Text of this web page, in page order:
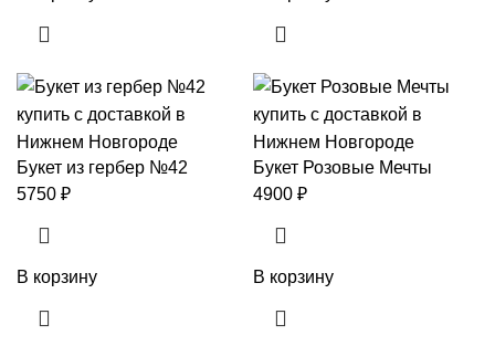
Букет из гербер №42
5750 ₽
В корзину
Букет Розовые Мечты
4900 ₽
В корзину